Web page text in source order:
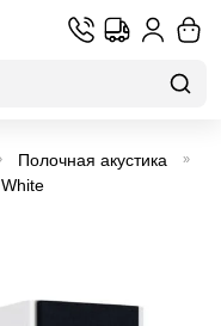
Полочная акустика »